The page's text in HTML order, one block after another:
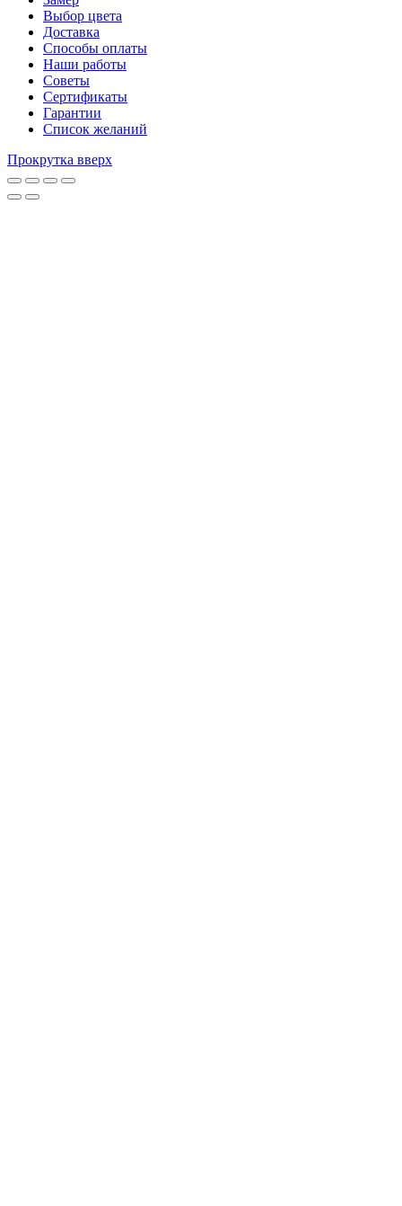
Выбор цвета
Доставка
Способы оплаты
Наши работы
Советы
Сертификаты
Гарантии
Список желаний
Прокрутка вверх